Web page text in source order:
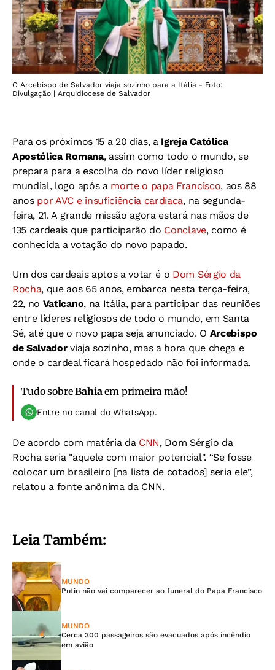
O Arcebispo de Salvador viaja sozinho para a Itália - Foto:
Divulgação | Arquidiocese de Salvador
Para os próximos 15 a 20 dias, a Igreja Católica
Apostólica Romana, assim como todo o mundo, se
prepara para a escolha do novo líder religioso
mundial, logo após a morte o papa Francisco, aos 88
anos por AVC e insuficiência cardíaca, na segunda-
feira, 21. A grande missão agora estará nas mãos de
135 cardeais que participarão do Conclave, como é
conhecida a votação do novo papado.
Um dos cardeais aptos a votar é o Dom Sérgio da
Rocha, que aos 65 anos, embarca nesta terça-feira,
22, no Vaticano, na Itália, para participar das reuniões
entre líderes religiosos de todo o mundo, em Santa
Sé, até que o novo papa seja anunciado. O Arcebispo
de Salvadorviaja sozinho, mas a hora que chega e
onde o cardeal ficará hospedado não foi informada.
Tudo sobreBahiaem primeira mão!
Entre no canal do WhatsApp.
De acordo com matéria da CNN, Dom Sérgio da
Rocha seria "aquele com maior potencial". “Se fosse
colocar um brasileiro [na lista de cotados] seria ele”,
relatou a fonte anônima da CNN.
Leia Também:
MUNDO
Putin não vai comparecer ao funeral do Papa Francisco
MUNDO
Cerca 300 passageiros são evacuados após incêndio
em avião